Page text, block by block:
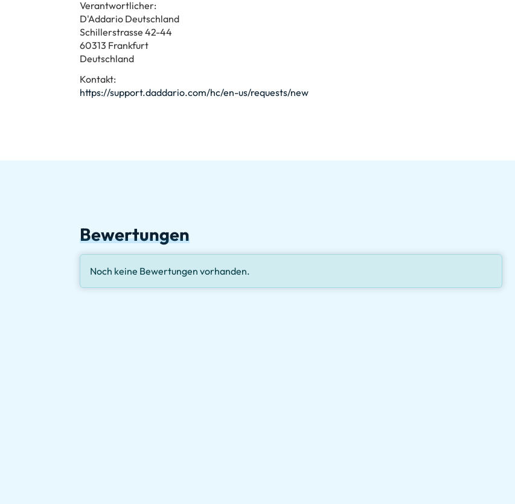
Verantwortlicher:
D'Addario Deutschland
Schillerstrasse 42-44
60313 Frankfurt
Deutschland
Kontakt:
https://support.daddario.com/hc/en-us/requests/new
Bewertungen
Noch keine Bewertungen vorhanden.